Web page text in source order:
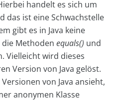
handelt es sich um
das ist eine Schwachstelle
gibt es in Java keine
Methoden equals() und
Vielleicht wird dieses
Version von Java gelöst.
von Java ansieht,
anonymen Klasse